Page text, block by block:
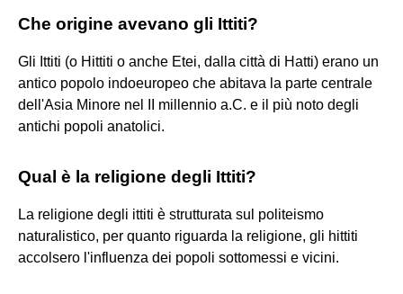
Che origine avevano gli Ittiti?
Gli Ittiti (o Hittiti o anche Etei, dalla città di Hatti) erano un
antico popolo indoeuropeo che abitava la parte centrale
dell'Asia Minore nel II millennio a.C. e il più noto degli
antichi popoli anatolici.
Qual è la religione degli Ittiti?
La religione degli ittiti è strutturata sul politeismo
naturalistico, per quanto riguarda la religione, gli hittiti
accolsero l'influenza dei popoli sottomessi e vicini.